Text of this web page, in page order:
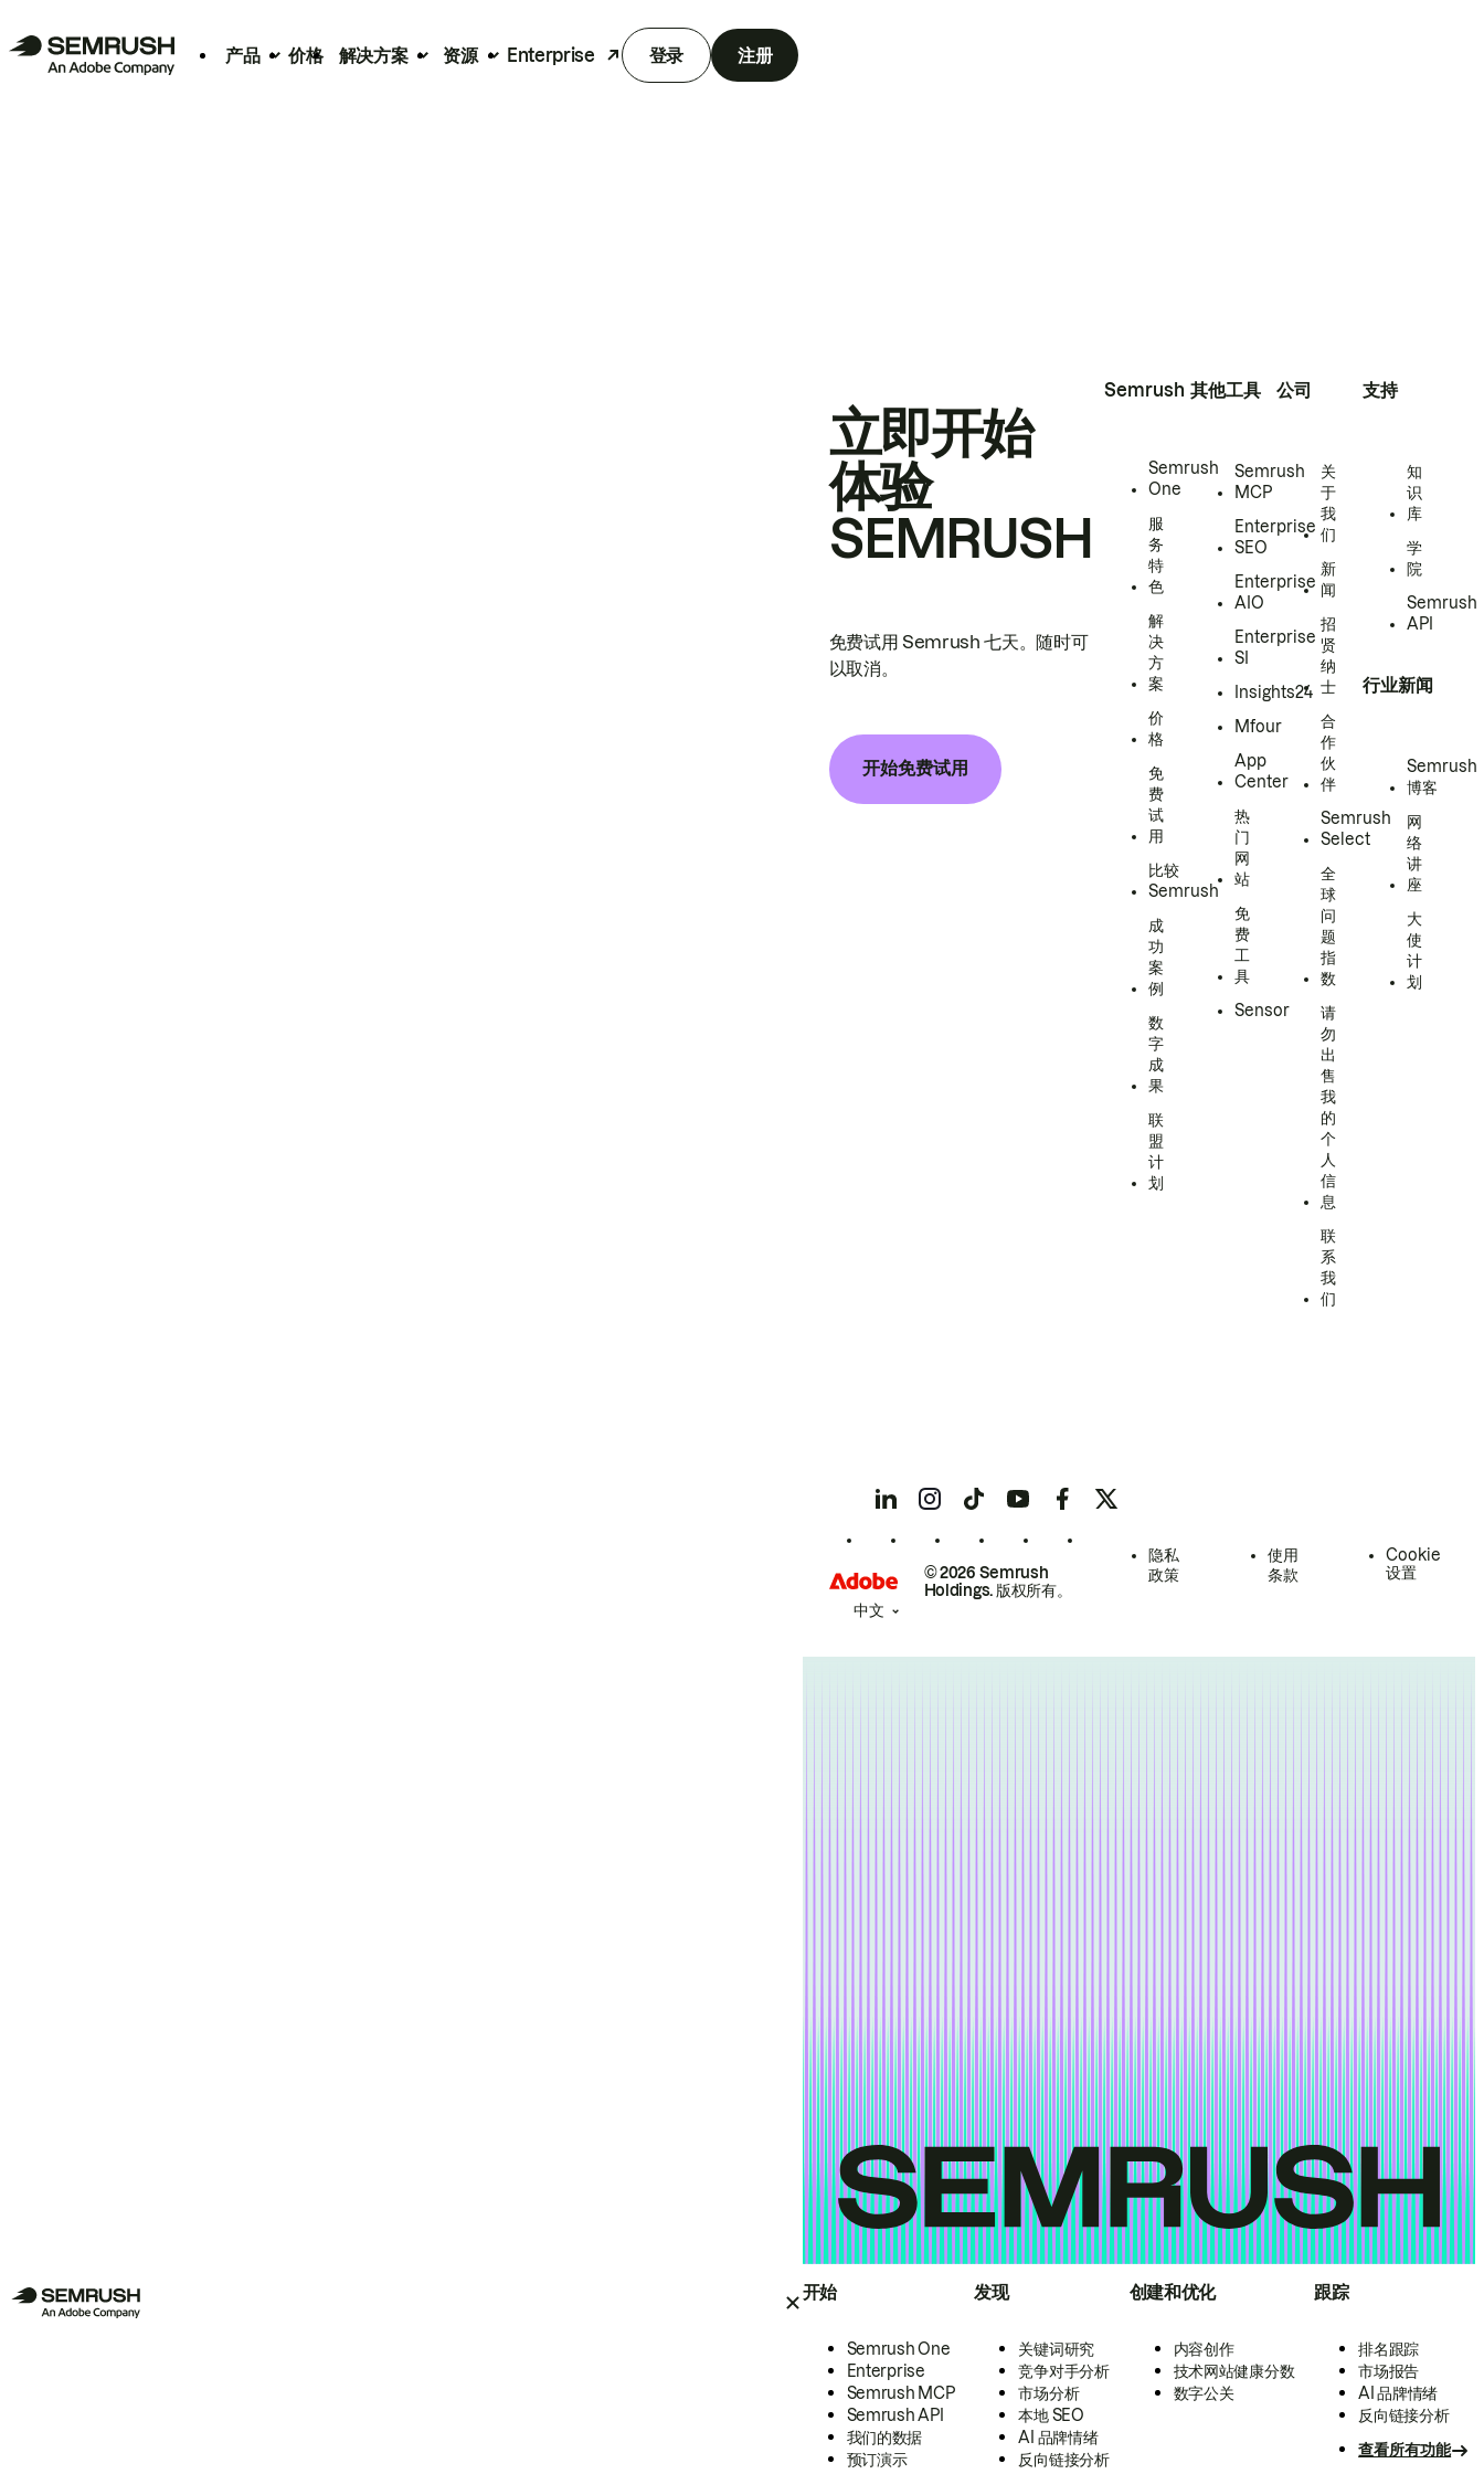
产品 价格 解决方案 资源 Enterprise 登录 注册
开始
Semrush One
Enterprise
Semrush MCP
Semrush API
我们的数据
预订演示
发现
关键词研究
竞争对手分析
市场分析
本地 SEO
AI 品牌情绪
反向链接分析
创建和优化
内容创作
技术网站健康分数
数字公关
跟踪
排名跟踪
市场报告
AI 品牌情绪
反向链接分析
查看所有功能
立即开始
体验
SEMRUSH
免费试用 Semrush 七天。随时可
以取消。
开始免费试用
Semrush
Semrush
One
服
务
特
色
解
决
方
案
价
格
免
费
试
用
比较
Semrush
成
功
案
例
数
字
成
果
联
盟
计
划
其他工具
Semrush
MCP
Enterprise
SEO
Enterprise
AIO
Enterprise
SI
Insights24
Mfour
App
Center
热
门
网
站
免
费
工
具
Sensor
公司
关
于
我
们
新
闻
招
贤
纳
士
合
作
伙
伴
Semrush
Select
全
球
问
题
指
数
请
勿
出
售
我
的
个
人
信
息
联
系
我
们
支持
知
识
库
学
院
Semrush
API
行业新闻
Semrush
博客
网
络
讲
座
大
使
计
划
© 2026 Semrush
Holdings. 版权所有。
隐私
政策
使用
条款
Cookie
设置
中文